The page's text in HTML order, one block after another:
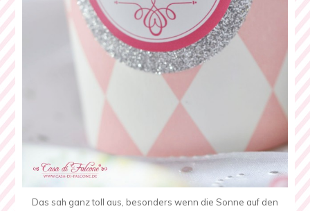
Das sah ganz toll aus, besonders wenn die Sonne auf den